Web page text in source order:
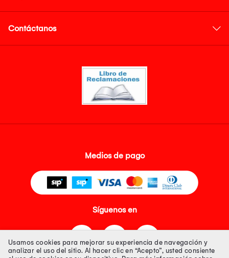
Contáctanos
Medios de pago
Síguenos en
Usamos cookies para mejorar su experiencia de navegación y
analizar el uso del sitio. Al hacer clic en “Acepto”, usted consiente